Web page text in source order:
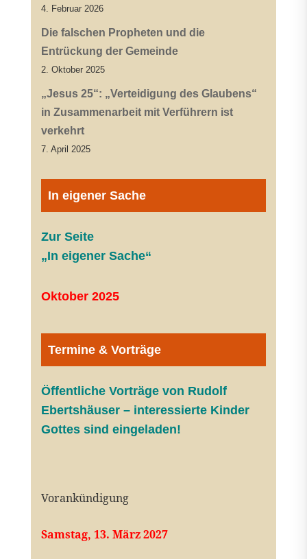
4. Februar 2026
Die falschen Propheten und die
Entrückung der Gemeinde
2. Oktober 2025
„Jesus 25“: „Verteidigung des Glaubens“
in Zusammenarbeit mit Verführern ist
verkehrt
7. April 2025
In eigener Sache
Zur Seite
„In eigener Sache“
Oktober 2025
Termine & Vorträge
Öffentliche Vorträge von Rudolf
Ebertshäuser – interessierte Kinder
Gottes sind eingeladen!
Vorankündigung
Samstag, 13. März 2027